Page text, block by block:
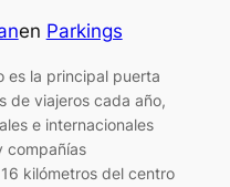
en Parkings
es la principal puerta
de viajeros cada año,
e internacionales
compañías
kilómetros del centro